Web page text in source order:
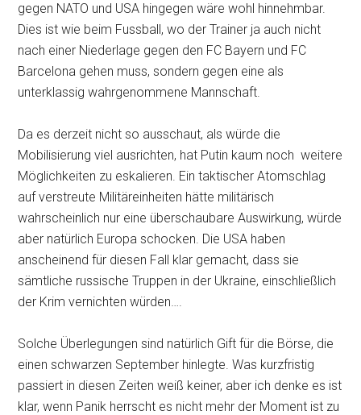
gegen NATO und USA hingegen wäre wohl hinnehmbar.
Dies ist wie beim Fussball, wo der Trainer ja auch nicht
nach einer Niederlage gegen den FC Bayern und FC
Barcelona gehen muss, sondern gegen eine als
unterklassig wahrgenommene Mannschaft.
Da es derzeit nicht so ausschaut, als würde die
Mobilisierung viel ausrichten, hat Putin kaum noch weitere
Möglichkeiten zu eskalieren. Ein taktischer Atomschlag
auf verstreute Militäreinheiten hätte militärisch
wahrscheinlich nur eine überschaubare Auswirkung, würde
aber natürlich Europa schocken. Die USA haben
anscheinend für diesen Fall klar gemacht, dass sie
sämtliche russische Truppen in der Ukraine, einschließlich
der Krim vernichten würden….
Solche Überlegungen sind natürlich Gift für die Börse, die
einen schwarzen September hinlegte. Was kurzfristig
passiert in diesen Zeiten weiß keiner, aber ich denke es ist
klar, wenn Panik herrscht es nicht mehr der Moment ist zu